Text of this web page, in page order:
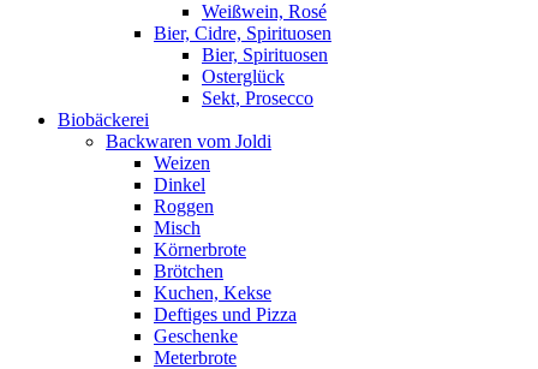
Weißwein, Rosé
Bier, Cidre, Spirituosen
Bier, Spirituosen
Osterglück
Sekt, Prosecco
Biobäckerei
Backwaren vom Joldi
Weizen
Dinkel
Roggen
Misch
Körnerbrote
Brötchen
Kuchen, Kekse
Deftiges und Pizza
Geschenke
Meterbrote